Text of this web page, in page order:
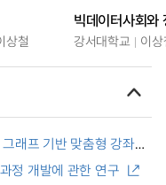
상철
빅데이터사회와
강서대학교 이
래프 기반 맞춤형 강좌
personalized course
정 개발에 관한 연구